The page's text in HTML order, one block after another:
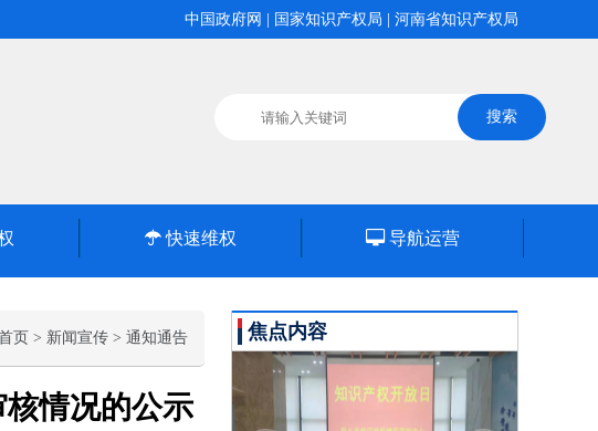
中国政府网 国家知识产权局 河南省知识产权局
快速维权 导航运营
焦点内容
页 > 新闻宣传 > 通知通告
情况的公示